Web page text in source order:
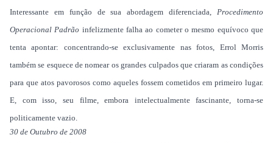
Interessante em função de sua abordagem diferenciada, Procedimento
Operacional Padrão infelizmente falha ao cometer o mesmo equívoco que
tenta apontar: concentrando-se exclusivamente nas fotos, Errol Morris
também se esquece de nomear os grandes culpados que criaram as condições
para que atos pavorosos como aqueles fossem cometidos em primeiro lugar.
E, com isso, seu filme, embora intelectualmente fascinante, torna-se
politicamente vazio.
30 de Outubro de 2008